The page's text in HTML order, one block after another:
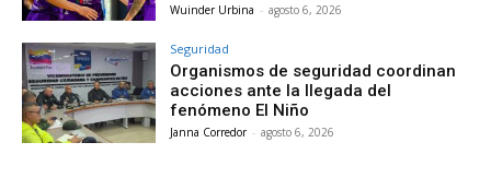
Wuinder Urbina - agosto 6, 2026
Seguridad
Organismos de seguridad coordinan
acciones ante la llegada del
fenómeno El Niño
Janna Corredor - agosto 6, 2026